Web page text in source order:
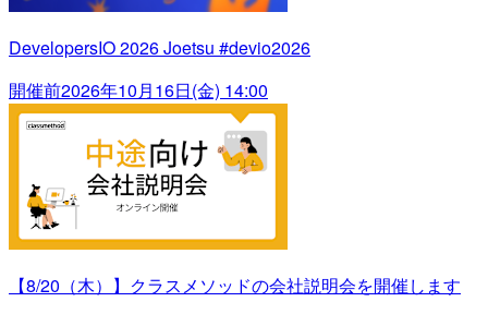
DevelopersIO 2026 Joetsu #devio2026
開催前2026年10月16日(金) 14:00
【8/20（木）】クラスメソッドの会社説明会を開催します